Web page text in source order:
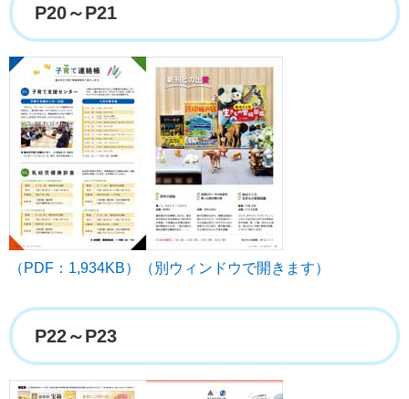
P20～P21
（PDF：1,934KB）（別ウィンドウで開きます）
P22～P23